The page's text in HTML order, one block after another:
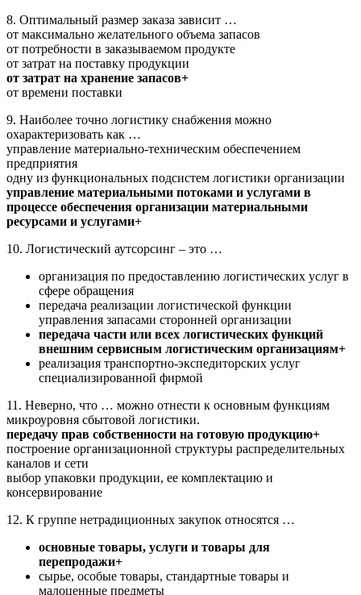
8. Оптимальный размер заказа зависит …
от максимально желательного объема запасов
от потребности в заказываемом продукте
от затрат на поставку продукции
от затрат на хранение запасов+
от времени поставки
9. Наиболее точно логистику снабжения можно
охарактеризовать как …
управление материально-техническим обеспечением
предприятия
одну из функциональных подсистем логистики организации
управление материальными потоками и услугами в
процессе обеспечения организации материальными
ресурсами и услугами+
10. Логистический аутсорсинг – это …
организация по предоставлению логистических услуг в
сфере обращения
передача реализации логистической функции
управления запасами сторонней организации
передача части или всех логистических функций
внешним сервисным логистическим организациям+
реализация транспортно-экспедиторских услуг
специализированной фирмой
11. Неверно, что … можно отнести к основным функциям
микроуровня сбытовой логистики.
передачу прав собственности на готовую продукцию+
построение организационной структуры распределительных
каналов и сети
выбор упаковки продукции, ее комплектацию и
консервирование
12. К группе нетрадиционных закупок относятся …
основные товары, услуги и товары для
перепродажи+
сырье, особые товары, стандартные товары и
малоценные предметы